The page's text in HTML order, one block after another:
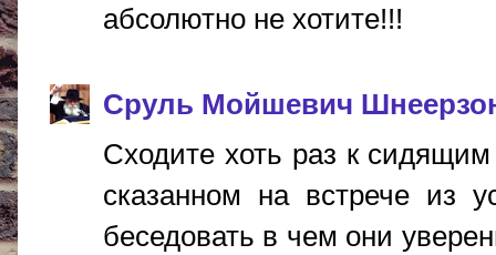
абсолютно не хотите!!!
Сруль Мойшевич
Сходите хоть раз к
сказанном на встрече из
беседовать в чем они